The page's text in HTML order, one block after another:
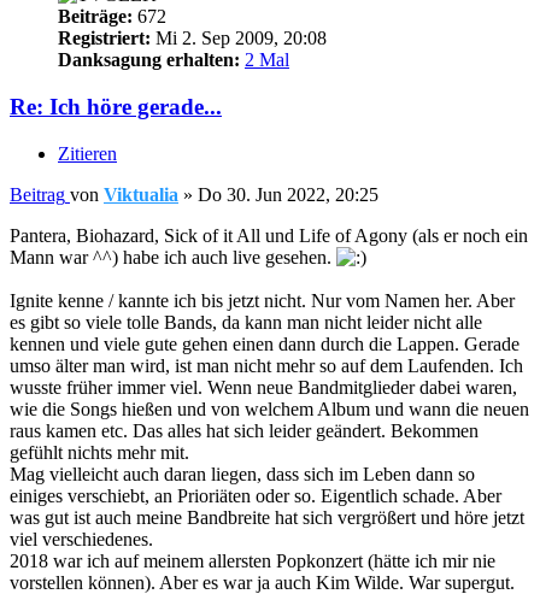
Beiträge: 672
Registriert: Mi 2. Sep 2009, 20:08
Danksagung erhalten: 2 Mal
Re: Ich höre gerade...
Zitieren
Beitrag von Viktualia » Do 30. Jun 2022, 20:25
Pantera, Biohazard, Sick of it All und Life of Agony (als er noch ein
Mann war ^^) habe ich auch live gesehen.
Ignite kenne / kannte ich bis jetzt nicht. Nur vom Namen her. Aber
es gibt so viele tolle Bands, da kann man nicht leider nicht alle
kennen und viele gute gehen einen dann durch die Lappen. Gerade
umso älter man wird, ist man nicht mehr so auf dem Laufenden. Ich
wusste früher immer viel. Wenn neue Bandmitglieder dabei waren,
wie die Songs hießen und von welchem Album und wann die neuen
raus kamen etc. Das alles hat sich leider geändert. Bekommen
gefühlt nichts mehr mit.
Mag vielleicht auch daran liegen, dass sich im Leben dann so
einiges verschiebt, an Prioriäten oder so. Eigentlich schade. Aber
was gut ist auch meine Bandbreite hat sich vergrößert und höre jetzt
viel verschiedenes.
2018 war ich auf meinem allersten Popkonzert (hätte ich mir nie
vorstellen können). Aber es war ja auch Kim Wilde. War supergut.